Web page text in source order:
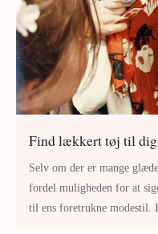
Find lækkert tøj til dig
Selv om der er mange
fordel muligheden for at
til ens foretrukne modestil.